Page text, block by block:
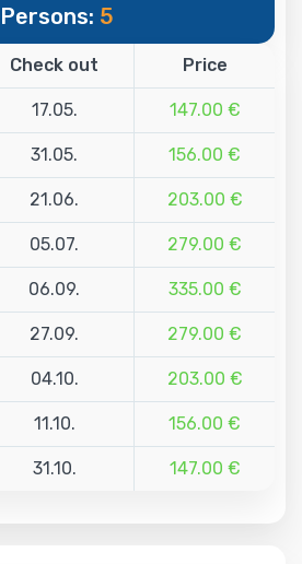
Persons: 5
Check out Price
17.05. 147.00 €
31.05. 156.00 €
21.06. 203.00 €
05.07. 279.00 €
06.09. 335.00 €
27.09. 279.00 €
04.10. 203.00 €
11.10. 156.00 €
31.10. 147.00 €